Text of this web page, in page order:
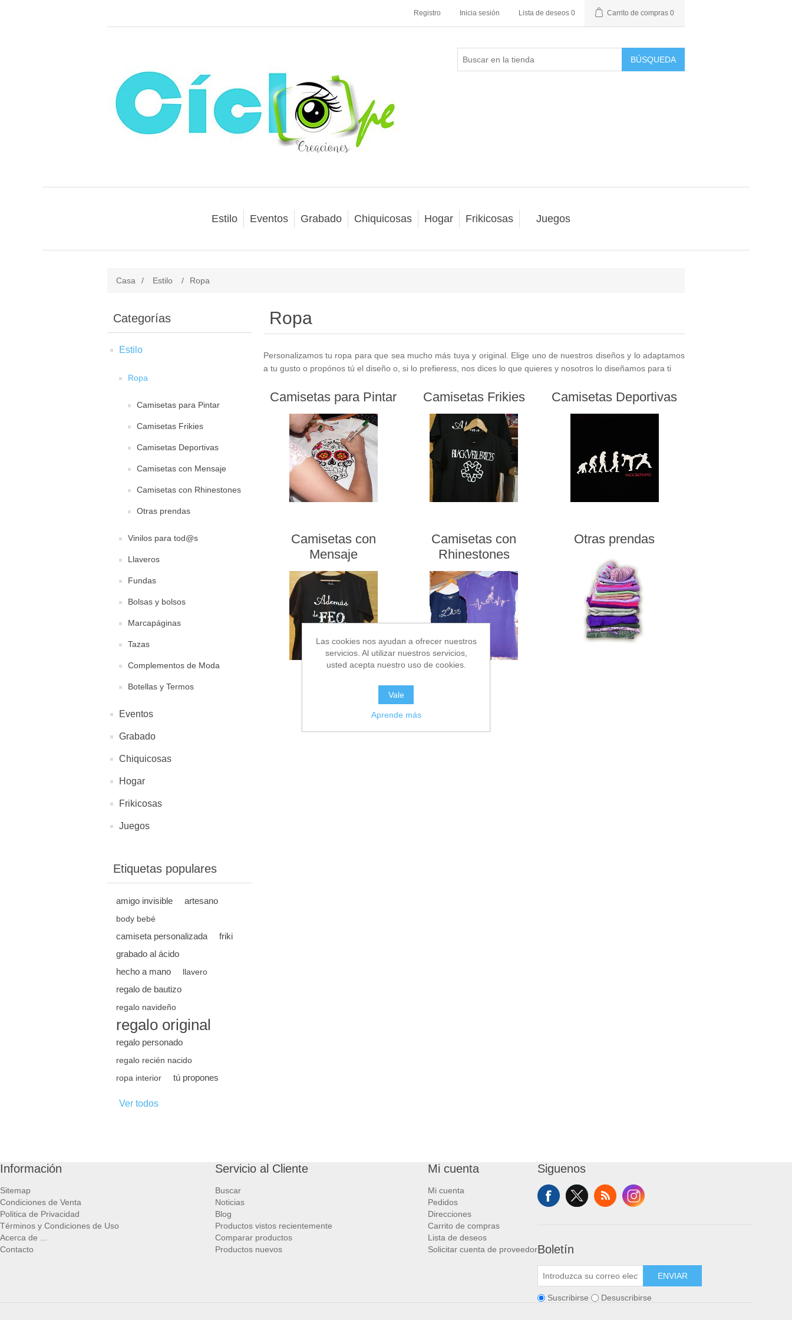
Registro Inicia sesión Lista de deseos 0 Carrito de compras 0
BÚSQUEDA
Estilo Eventos Grabado Chiquicosas Hogar Frikicosas Juegos
Casa / Estilo / Ropa
Categorías
Estilo
Ropa
Camisetas para Pintar
Camisetas Frikies
Camisetas Deportivas
Camisetas con Mensaje
Camisetas con Rhinestones
Otras prendas
Vinilos para tod@s
Llaveros
Fundas
Bolsas y bolsos
Marcapáginas
Tazas
Complementos de Moda
Botellas y Termos
Eventos
Grabado
Chiquicosas
Hogar
Frikicosas
Juegos
Etiquetas populares
amigo invisible artesano
body bebé
camiseta personalizada
friki
grabado al ácido
hecho a mano
llavero
regalo de bautizo
regalo navideño
regalo original
regalo personado
regalo recién nacido
ropa interior
tú propones
Ver todos
Ropa
Personalizamos tu ropa para que sea mucho más tuya y original. Elige uno de nuestros diseños y lo adaptamos
a tu gusto o propónos tú el diseño o, si lo prefieress, nos dices lo que quieres y nosotros lo diseñamos para ti
Camisetas para Pintar Camisetas Frikies Camisetas Deportivas
Camisetas con
Mensaje
Camisetas con
Rhinestones
Otras prendas
Información
Sitemap
Condiciones de Venta
Politica de Privacidad
Términos y Condiciones de Uso
Acerca de ...
Contacto
Servicio al Cliente
Buscar
Noticias
Blog
Productos vistos recientemente
Comparar productos
Productos nuevos
Mi cuenta
Mi cuenta
Pedidos
Direcciones
Carrito de compras
Lista de deseos
Solicitar cuenta de proveedor
Siguenos
Boletín
ENVIAR
Suscribirse Desuscribirse
Las cookies nos ayudan a ofrecer nuestros
servicios. Al utilizar nuestros servicios,
usted acepta nuestro uso de cookies.
Vale
Aprende más